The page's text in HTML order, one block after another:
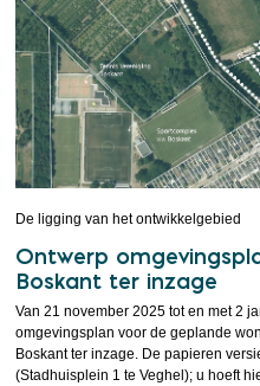
De ligging van het ontwikkelgebied
Ontwerp
Boskant ter inzage
Van 21 november 2025 tot en met 2
omgevingsplan voor de geplande
Boskant ter inzage. De papieren
(Stadhuisplein 1 te Veghel); u hoeft